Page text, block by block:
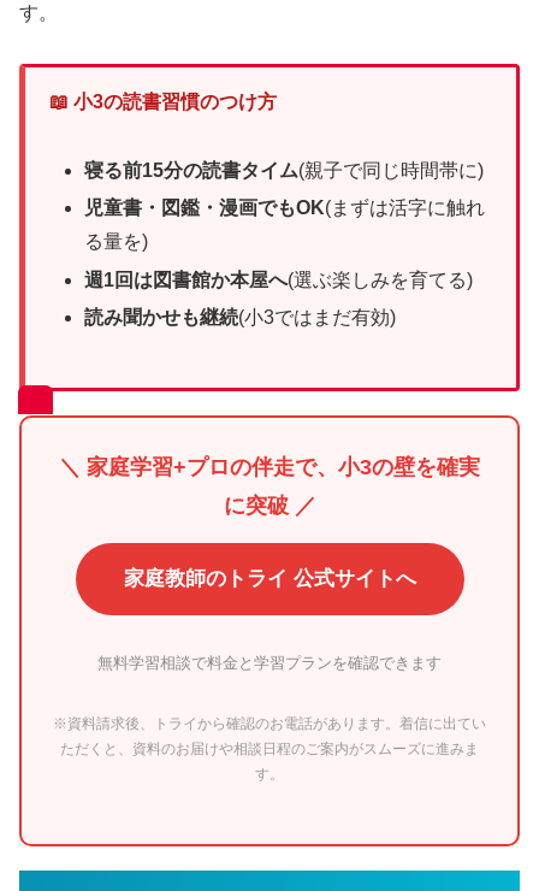
す。
📖 小3の読書習慣のつけ方
寝る前15分の読書タイム(親子で同じ時間帯に)
児童書・図鑑・漫画でもOK(まずは活字に触れ
る量を)
週1回は図書館か本屋へ(選ぶ楽しみを育てる)
読み聞かせも継続(小3ではまだ有効)
＼ 家庭学習+プロの伴走で、小3の壁を確実
に突破 ／
家庭教師のトライ 公式サイトへ
無料学習相談で料金と学習プランを確認できます
※資料請求後、トライから確認のお電話があります。着信に出てい
ただくと、資料のお届けや相談日程のご案内がスムーズに進みま
す。